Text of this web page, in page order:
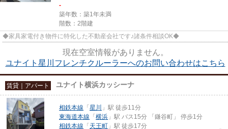
-
築年数：築1年未満
階数：2階建
◆家具家電付き物件に特化した不動産会社です♪諸条件相談OK◆
現在空室情報がありません。
ユナイト星川フレンチクルーラーへのお問い合わせはこちら
賃貸｜アパート ユナイト横浜カッシーナ
相鉄本線 「 星川
」駅 徒歩11分
東海道本線 「 横浜 」駅 バス15分 「鎌谷町」 停歩1分
相鉄本線 「 天王町 」駅 徒歩17分